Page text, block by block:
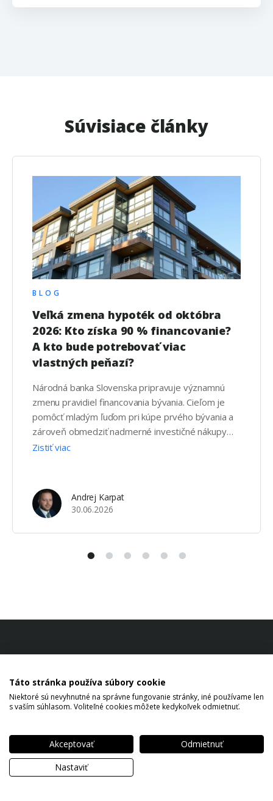
Súvisiace články
BLOG
Veľká zmena hypoték od októbra
2026: Kto získa 90 % financovanie?
A kto bude potrebovať viac
vlastných peňazí?
Národná banka Slovenska pripravuje významnú
zmenu pravidiel financovania bývania. Cieľom je
pomôcť mladým ľuďom pri kúpe prvého bývania a
zároveň obmedziť nadmerné investičné nákupy
nehnuteľností. Podľa aktuálneho návrhu by nové
maximálneho percenta financovania nehnuteľnosti
prostredníctvom hypotéky, teda ukazovateľa LTV
(Loan to Value). …
Zistiť viac
Andrej Karpat
30.06.2026
Copyright © 2026 SM Štefan Mačák All rights reserved.
Ochrana osobných údajov
Táto stránka používa súbory cookie
Niektoré sú nevyhnutné na správne fungovanie stránky, iné používame len
s vaším súhlasom. Voliteľné cookies môžete kedykoľvek odmietnuť.
Akceptovať
Odmietnuť
Nastaviť